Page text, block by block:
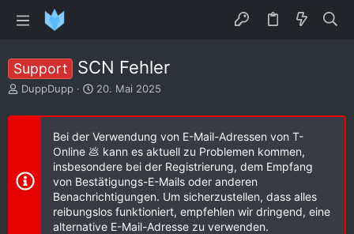
Support SCN Fehler
E
s
l
e
DuppDupp
E
s
t
e
l
l
t
a
m
20. Mai 2025
Bei der Verwendung von E-Mail-Adressen von T-
Online 💩 kann es aktuell zu Problemen kommen,
insbesondere bei der Registrierung, dem Empfang
von Bestätigungs-E-Mails oder anderen
Benachrichtigungen. Um sicherzustellen, dass alles
reibungslos funktioniert, empfehlen wir dringend, eine
alternative E-Mail-Adresse zu verwenden.